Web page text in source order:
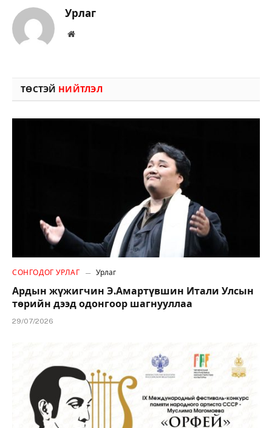
Урлаг
Вэбсайт
ТӨСТЭЙ НИЙТЛЭЛ
СОНГОДОГ УРЛАГ Урлаг
Ардын жүжигчин Э.Амартүвшин Итали Улсын
төрийн дээд одонгоор шагнууллаа
29/07/2026